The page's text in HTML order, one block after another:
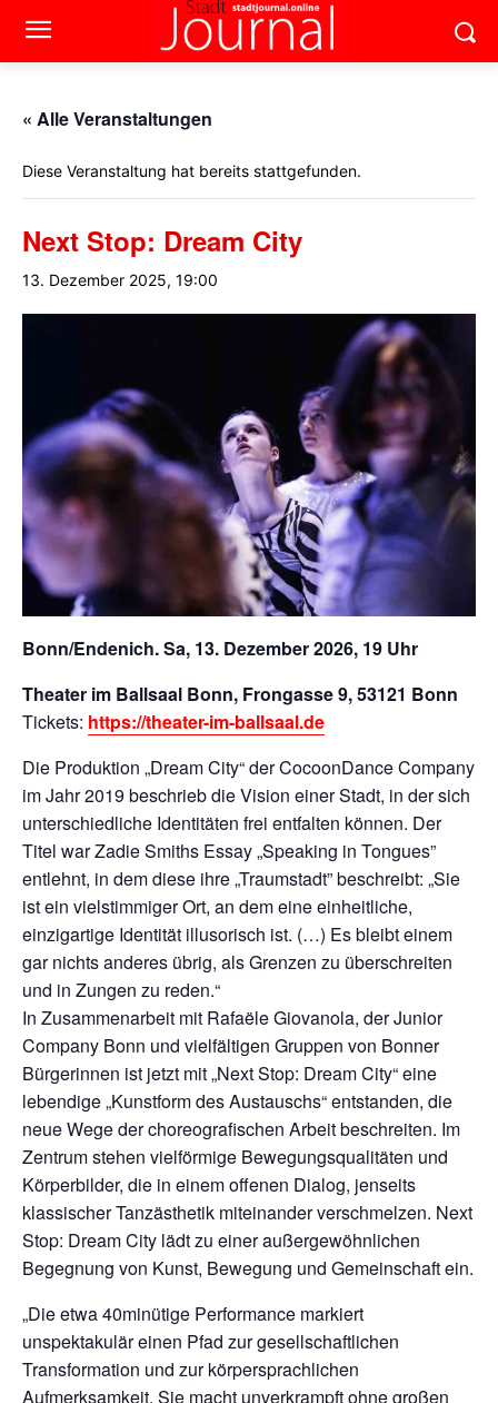
« Alle Veranstaltungen
Diese Veranstaltung hat bereits stattgefunden.
Next Stop: Dream City
13. Dezember 2025, 19:00
Bonn/Endenich. Sa, 13. Dezember 2026, 19 Uhr
Theater im Ballsaal Bonn, Frongasse 9, 53121 Bonn
Tickets: https://theater-im-ballsaal.de
Die Produktion „Dream City“ der CocoonDance Company
im Jahr 2019 beschrieb die Vision einer Stadt, in der sich
unterschiedliche Identitäten frei entfalten können. Der
Titel war Zadie Smiths Essay „Speaking in Tongues”
entlehnt, in dem diese ihre „Traumstadt” beschreibt: „Sie
ist ein vielstimmiger Ort, an dem eine einheitliche,
einzigartige Identität illusorisch ist. (…) Es bleibt einem
gar nichts anderes übrig, als Grenzen zu überschreiten
und in Zungen zu reden.“
In Zusammenarbeit mit Rafaële Giovanola, der Junior
Company Bonn und vielfältigen Gruppen von Bonner
Bürgerinnen ist jetzt mit „Next Stop: Dream City“ eine
lebendige „Kunstform des Austauschs“ entstanden, die
neue Wege der choreografischen Arbeit beschreiten. Im
Zentrum stehen vielförmige Bewegungsqualitäten und
Körperbilder, die in einem offenen Dialog, jenseits
klassischer Tanzästhetik miteinander verschmelzen. Next
Stop: Dream City lädt zu einer außergewöhnlichen
Begegnung von Kunst, Bewegung und Gemeinschaft ein.
„Die etwa 40minütige Performance markiert
unspektakulär einen Pfad zur gesellschaftlichen
Transformation und zur körpersprachlichen
Aufmerksamkeit. Sie macht unverkrampft ohne großen